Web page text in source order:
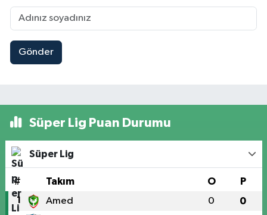
Gönder
Süper Lig Puan Durumu
Süper Lig
# Takım O P
1 Amed 0 0